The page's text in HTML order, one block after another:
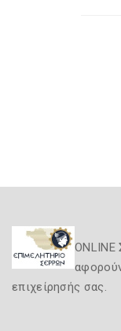
ONLINE
επιχείρησής σας.